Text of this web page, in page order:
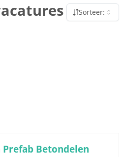
Sorteer:
Betondelen